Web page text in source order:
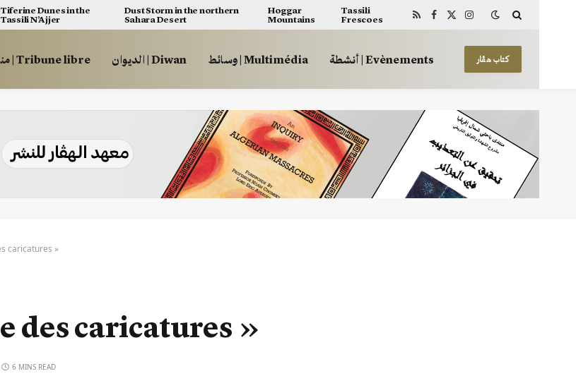
Tiferine Dunes in the
Tassili N’Ajjer
Dust Storm in the northern
Sahara Desert
Hoggar
Mountains
Tassili
Frescoes
RSS Facebook
X
Instagram
منبر حر | Tribune libre الديوان | Diwan وسائط | Multimédia أنشطة | Evènements كتاب هڤار
caricatures »
des caricatures »
6 MINS READ